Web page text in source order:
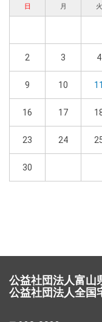
日 月 火
2 3 4
9 10 11
16 17
23 24
30
公益社団法人富山
公益社団法人全国